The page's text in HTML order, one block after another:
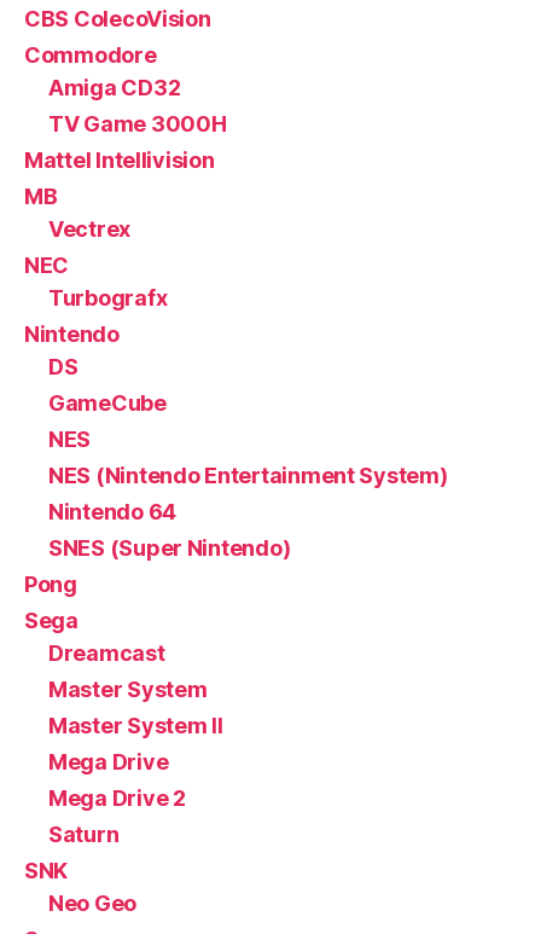
CBS ColecoVision
Commodore
Amiga CD32
TV Game 3000H
Mattel Intellivision
MB
Vectrex
NEC
Turbografx
Nintendo
DS
GameCube
NES
NES (Nintendo Entertainment System)
Nintendo 64
SNES (Super Nintendo)
Pong
Sega
Dreamcast
Master System
Master System II
Mega Drive
Mega Drive 2
Saturn
SNK
Neo Geo